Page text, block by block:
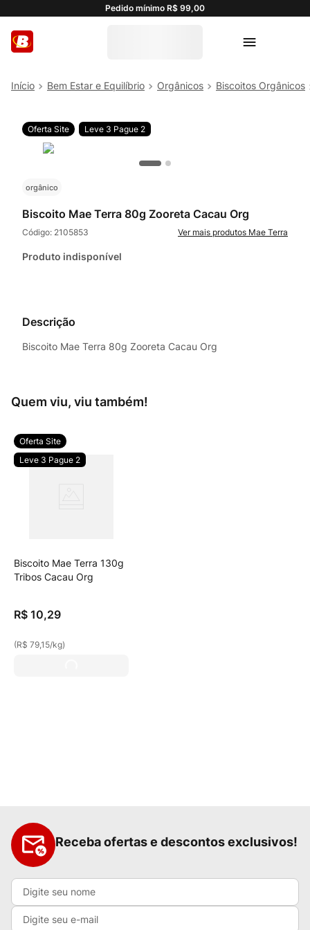
Pedido mínimo R$ 99,00
Bem Estar e Equilíbrio Orgânicos Biscoitos Orgânicos
Oferta Site Leve 3 Pague 2
orgânico
Biscoito Mae Terra 80g Zooreta Cacau Org
Código: 2105853 Mae Terra
Produto indisponível
Descrição
Biscoito Mae Terra 80g Zooreta Cacau Org
Quem viu, viu também!
Oferta Site
Leve 3 Pague 2
Biscoito Mae Terra 130g
Tribos Cacau Org
R$ 10,29
(R$ 79,15/kg)
Receba ofertas e descontos exclusivos!